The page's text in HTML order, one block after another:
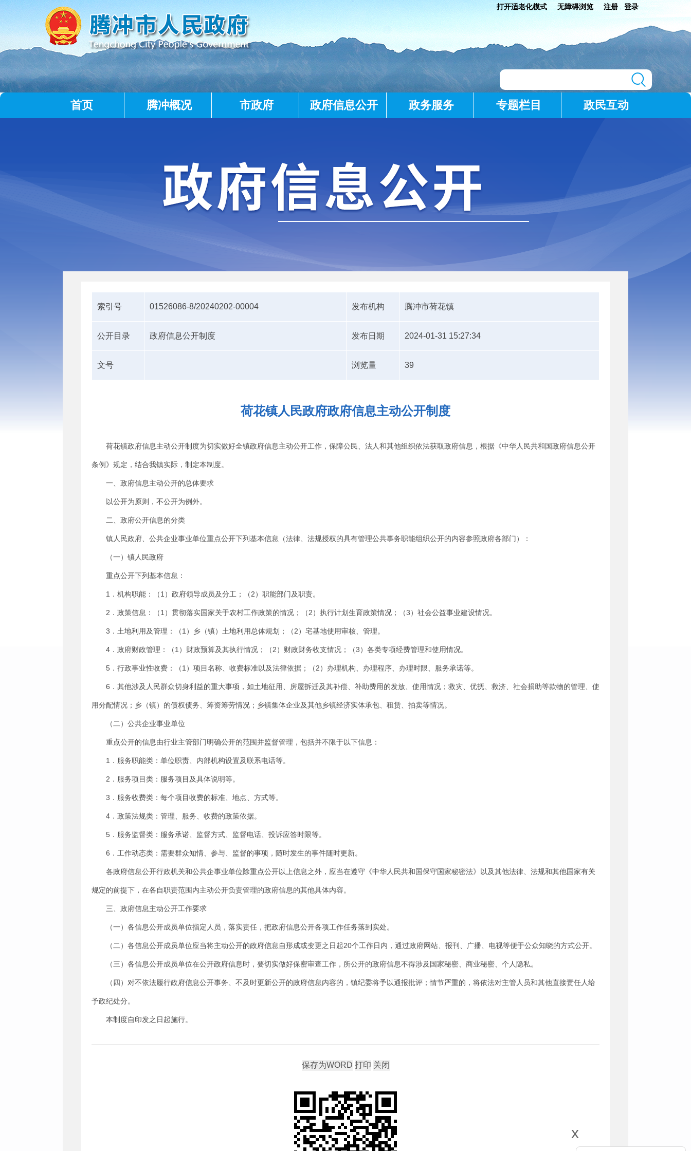
打开适老化模式 无障碍浏览 注册 登录
x
首页 腾冲概况 市政府 政府信息公开 政务服务 专题栏目 政民互动
索引号 01526086-8/20240202-00004 发布机构 腾冲市荷花镇
公开目录 政府信息公开制度 发布日期 2024-01-31 15:27:34
文号 浏览量 39
荷花镇人民政府政府信息主动公开制度
荷花镇政府信息主动公开制度为切实做好全镇政府信息主动公开工作，保障公民、法人和其他组织依法获取政府信息，根据《中华人民共和国政府信息公开
条例》规定，结合我镇实际，制定本制度。
一、政府信息主动公开的总体要求
以公开为原则，不公开为例外。
二、政府公开信息的分类
镇人民政府、公共企业事业单位重点公开下列基本信息（法律、法规授权的具有管理公共事务职能组织公开的内容参照政府各部门）：
（一）镇人民政府
重点公开下列基本信息：
1．机构职能：（1）政府领导成员及分工；（2）职能部门及职责。
2．政策信息：（1）贯彻落实国家关于农村工作政策的情况；（2）执行计划生育政策情况；（3）社会公益事业建设情况。
3．土地利用及管理：（1）乡（镇）土地利用总体规划；（2）宅基地使用审核、管理。
4．政府财政管理：（1）财政预算及其执行情况；（2）财政财务收支情况；（3）各类专项经费管理和使用情况。
5．行政事业性收费：（1）项目名称、收费标准以及法律依据；（2）办理机构、办理程序、办理时限、服务承诺等。
6．其他涉及人民群众切身利益的重大事项，如土地征用、房屋拆迁及其补偿、补助费用的发放、使用情况；救灾、优抚、救济、社会捐助等款物的管理、使
用分配情况；乡（镇）的债权债务、筹资筹劳情况；乡镇集体企业及其他乡镇经济实体承包、租赁、拍卖等情况。
（二）公共企业事业单位
重点公开的信息由行业主管部门明确公开的范围并监督管理，包括并不限于以下信息：
1．服务职能类：单位职责、内部机构设置及联系电话等。
2．服务项目类：服务项目及具体说明等。
3．服务收费类：每个项目收费的标准、地点、方式等。
4．政策法规类：管理、服务、收费的政策依据。
5．服务监督类：服务承诺、监督方式、监督电话、投诉应答时限等。
6．工作动态类：需要群众知情、参与、监督的事项，随时发生的事件随时更新。
各政府信息公开行政机关和公共企事业单位除重点公开以上信息之外，应当在遵守《中华人民共和国保守国家秘密法》以及其他法律、法规和其他国家有关
规定的前提下，在各自职责范围内主动公开负责管理的政府信息的其他具体内容。
三、政府信息主动公开工作要求
（一）各信息公开成员单位指定人员，落实责任，把政府信息公开各项工作任务落到实处。
（二）各信息公开成员单位应当将主动公开的政府信息自形成或变更之日起20个工作日内，通过政府网站、报刊、广播、电视等便于公众知晓的方式公开。
（三）各信息公开成员单位在公开政府信息时，要切实做好保密审查工作，所公开的政府信息不得涉及国家秘密、商业秘密、个人隐私。
（四）对不依法履行政府信息公开事务、不及时更新公开的政府信息内容的，镇纪委将予以通报批评；情节严重的，将依法对主管人员和其他直接责任人给
予政纪处分。
本制度自印发之日起施行。